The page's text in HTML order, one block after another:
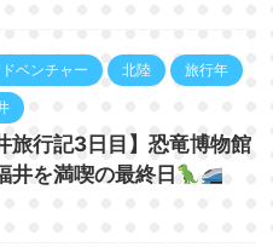
ベンチャー 北陸 旅行年
旅行記3日目】恐竜博物館
井を満喫の最終日